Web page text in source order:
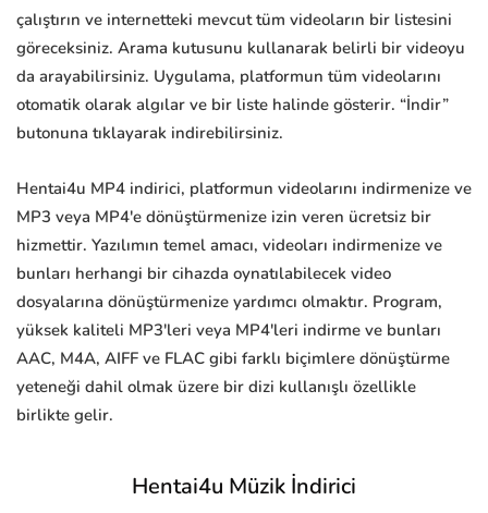
çalıştırın ve internetteki mevcut tüm videoların bir listesini
göreceksiniz. Arama kutusunu kullanarak belirli bir videoyu
da arayabilirsiniz. Uygulama, platformun tüm videolarını
otomatik olarak algılar ve bir liste halinde gösterir. “İndir”
butonuna tıklayarak indirebilirsiniz.
Hentai4u MP4 indirici, platformun videolarını indirmenize ve
MP3 veya MP4'e dönüştürmenize izin veren ücretsiz bir
hizmettir. Yazılımın temel amacı, videoları indirmenize ve
bunları herhangi bir cihazda oynatılabilecek video
dosyalarına dönüştürmenize yardımcı olmaktır. Program,
yüksek kaliteli MP3'leri veya MP4'leri indirme ve bunları
AAC, M4A, AIFF ve FLAC gibi farklı biçimlere dönüştürme
yeteneği dahil olmak üzere bir dizi kullanışlı özellikle
birlikte gelir.
Hentai4u Müzik İndirici